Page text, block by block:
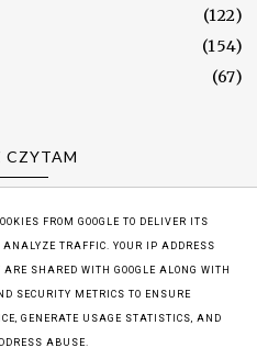
(122)
(154)
(67)
CZYTAM
FROM GOOGLE TO DELIVER ITS
ANALYZE TRAFFIC. YOUR IP ADDRESS
SHARED WITH GOOGLE ALONG WITH
SECURITY METRICS TO ENSURE
GENERATE USAGE STATISTICS, AND
ABUSE.